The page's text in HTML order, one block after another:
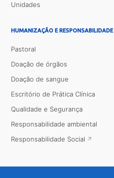
Unidades
HUMANIZAÇÃO E RESPONSABILIDADE
Pastoral
Doação de órgãos
Doação de sangue
Escritório de Prática Clínica
Qualidade e Segurança
Responsabilidade ambiental
Responsabilidade Social